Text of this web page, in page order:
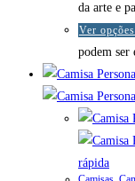
da arte e
Ver opções
podem ser
rápida